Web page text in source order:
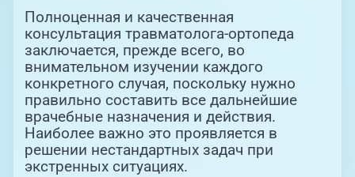
Полноценная и качественная
консультация травматолога-ортопеда
заключается, прежде всего, во
внимательном изучении каждого
конкретного случая, поскольку нужно
правильно составить все дальнейшие
врачебные назначения и действия.
Наиболее важно это проявляется в
решении нестандартных задач при
экстренных ситуациях.